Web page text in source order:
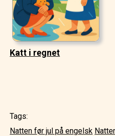
Katt i regnet
Tags:
Natten før jul på engelsk